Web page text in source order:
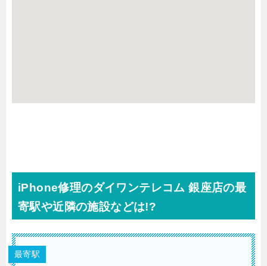
iPhone修理のダイワンテレコム 銀座店の最
寄駅や近隣の施設などは!?
最寄駅